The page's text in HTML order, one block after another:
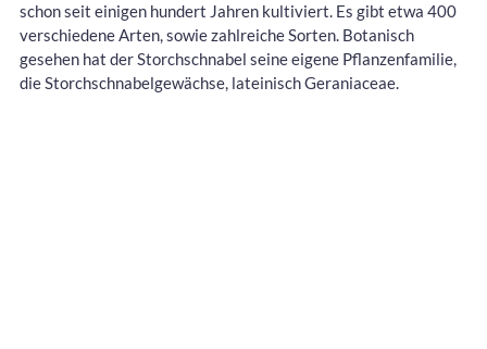
schon seit einigen hundert Jahren kultiviert. Es gibt etwa 400
verschiedene Arten, sowie zahlreiche Sorten. Botanisch
gesehen hat der Storchschnabel seine eigene Pflanzenfamilie,
die Storchschnabelgewächse, lateinisch Geraniaceae.